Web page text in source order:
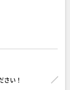
さい！